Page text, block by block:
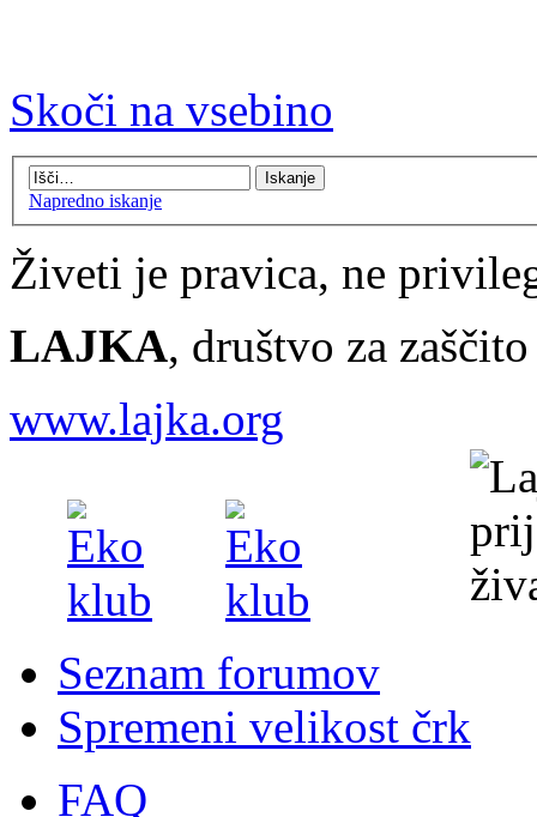
Skoči na vsebino
Napredno iskanje
Živeti je pravica, ne
LAJKA, društvo za
www.lajka.org
Seznam forumov
Spremeni velikost črk
FAQ